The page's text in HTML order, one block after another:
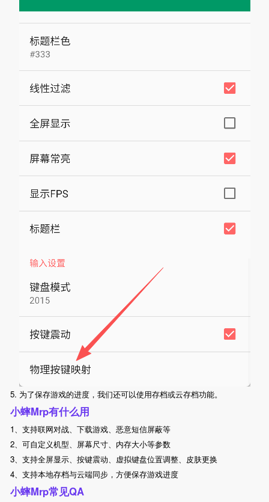
5. 为了保存游戏的进度，我们还可以使用存档或云存档功能。
小蟀Mrp有什么用
1、支持联网对战、下载游戏、恶意短信屏蔽等
2、可自定义机型、屏幕尺寸、内存大小等参数
3、支持全屏显示、按键震动、虚拟键盘位置调整、皮肤更换
4、支持本地存档与云端同步，方便保存游戏进度
小蟀Mrp常见QA